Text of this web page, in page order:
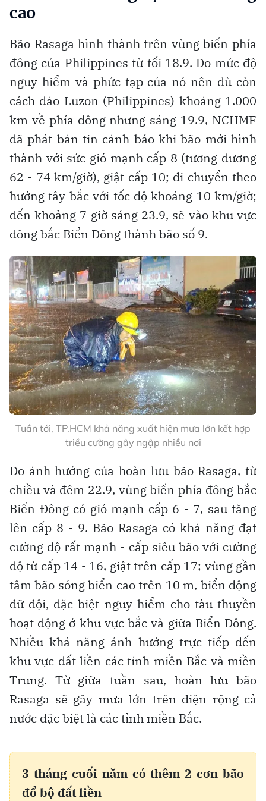
cao
Bão Rasaga hình thành trên vùng biển phía
đông của Philippines từ tối 18.9. Do mức độ
nguy hiểm và phức tạp của nó nên dù còn
cách đảo Luzon (Philippines) khoảng 1.000
km về phía đông nhưng sáng 19.9, NCHMF
đã phát bản tin cảnh báo khi bão mới hình
thành với sức gió mạnh cấp 8 (tương đương
62 - 74 km/giờ), giật cấp 10; di chuyển theo
hướng tây bắc với tốc độ khoảng 10 km/giờ;
đến khoảng 7 giờ sáng 23.9, sẽ vào khu vực
đông bắc Biển Đông thành bão số 9.
Tuần tới, TP.HCM khả năng xuất hiện mưa lớn kết hợp
triều cường gây ngập nhiều nơi
Do ảnh hưởng của hoàn lưu bão Rasaga, từ
chiều và đêm 22.9, vùng biển phía đông bắc
Biển Đông có gió mạnh cấp 6 - 7, sau tăng
lên cấp 8 - 9. Bão Rasaga có khả năng đạt
cường độ rất mạnh - cấp siêu bão với cường
độ từ cấp 14 - 16, giật trên cấp 17; vùng gần
tâm bão sóng biển cao trên 10 m, biển động
dữ dội, đặc biệt nguy hiểm cho tàu thuyền
hoạt động ở khu vực bắc và giữa Biển Đông.
Nhiều khả năng ảnh hưởng trực tiếp đến
khu vực đất liền các tỉnh miền Bắc và miền
Trung. Từ giữa tuần sau, hoàn lưu bão
Rasaga sẽ gây mưa lớn trên diện rộng cả
nước đặc biệt là các tỉnh miền Bắc.
3 tháng cuối năm có thêm 2 cơn bão
đổ bộ đất liền